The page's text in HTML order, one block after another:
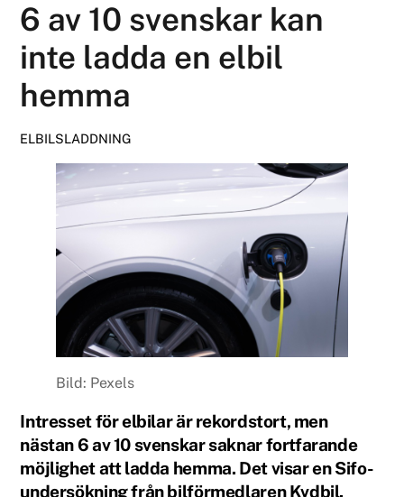
6 av 10 svenskar kan
inte ladda en elbil
hemma
ELBILSLADDNING
Bild: Pexels
Intresset för elbilar är rekordstort, men
nästan 6 av 10 svenskar saknar fortfarande
möjlighet att ladda hemma. Det visar en Sifo-
undersökning från bilförmedlarenKvdbil.